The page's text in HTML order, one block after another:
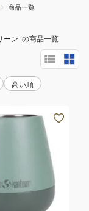
商品一覧
ーン の商品一覧
高い順